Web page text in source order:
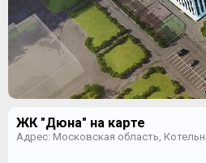
ЖК "Дюна" на карте
Адрес: Московская область,